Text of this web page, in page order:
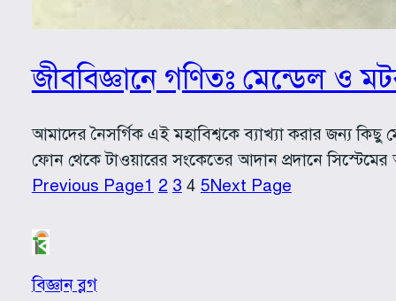
জীববিজ্ঞানে গণিতঃ মেন্ডেল ও
আমাদের নৈসর্গিক এই মহাবিশ্বকে ব্যাখ্যা করার জন্য
ফোন থেকে টাওয়ারের সংকেতের আদান প্রদানে
Previous Page1 2 3 4 5Next Page
বিজ্ঞান ব্লগ